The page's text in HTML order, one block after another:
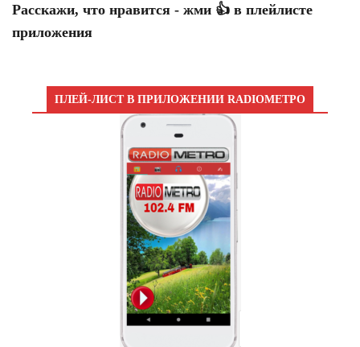
Расскажи, что нравится - жми 👍 в плейлисте
приложения
ПЛЕЙ-ЛИСТ В ПРИЛОЖЕНИИ RADIOМЕТРО